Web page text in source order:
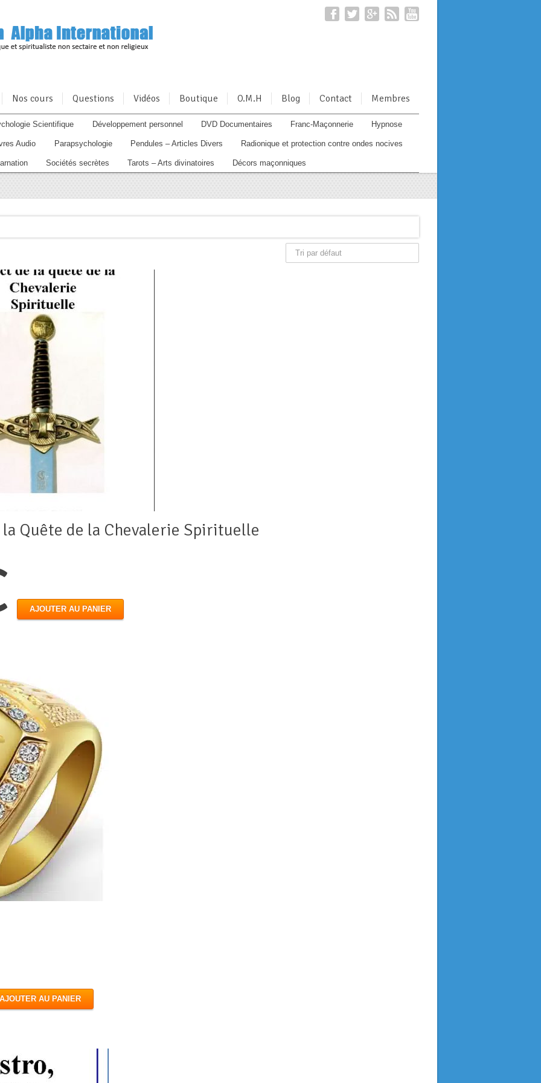
Nos cours Questions Vidéos Boutique O.M.H Blog Contact Membres
Scientifique Développement personnel DVD Documentaires Franc-Maçonnerie Hypnose
Audio Parapsychologie Pendules – Articles Divers Radionique et protection contre ondes nocives
Sociétés secrètes Tarots – Arts divinatoires Décors maçonniques
Quête de la Chevalerie Spirituelle
AJOUTER AU PANIER
AJOUTER AU PANIER